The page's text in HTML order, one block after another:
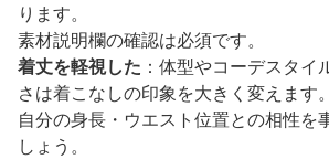
ります。
素材説明欄の確認は必須です。
着丈を軽視した ：体型やコーデスタ
さは着こなしの印象を大きく変えます。
自分の身長・ウエスト位置との相性を
しょう。